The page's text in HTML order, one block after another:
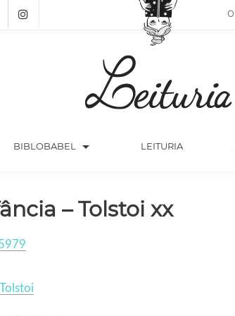
BIBLOBABEL arrow_drop_down LEITURIA
– Tolstoi xx